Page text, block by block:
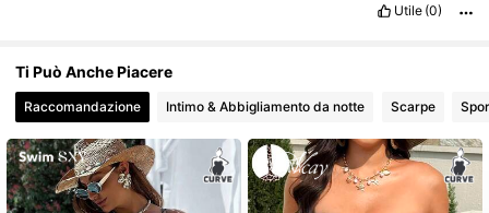
Utile (0)
Ti Può Anche Piacere
Raccomandazione Intimo & Abbigliamento da notte Scarpe